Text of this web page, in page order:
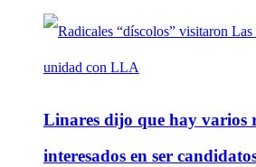
Linares dijo que hay varios
interesados en ser